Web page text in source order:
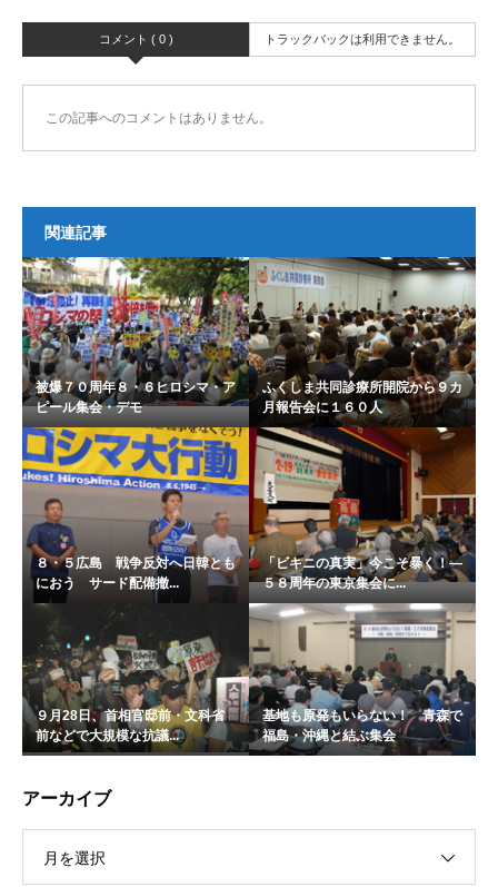
コメント ( 0 ) トラックバックは利用できません。
この記事へのコメントはありません。
関連記事
被爆７０周年８・６ヒロシマ・ア
ピール集会・デモ
ふくしま共同診療所開院から９カ
月報告会に１６０人
８・５広島 戦争反対へ日韓とも
におう サード配備撤...
「ビキニの真実」今こそ暴く！―
５８周年の東京集会に...
９月28日、首相官邸前・文科省
前などで大規模な抗議...
基地も原発もいらない！ 青森で
福島・沖縄と結ぶ集会
アーカイブ
月を選択